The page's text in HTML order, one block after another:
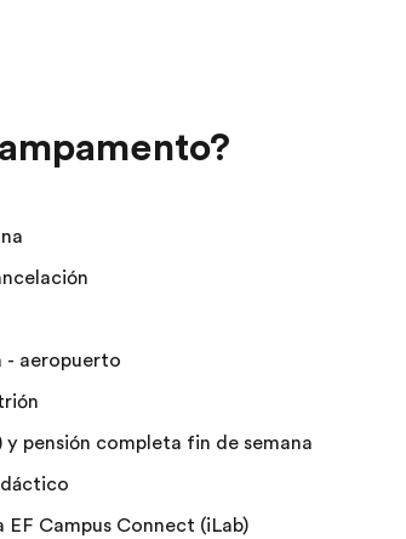
- aeropuerto
y pensión completa fin de semana
Campus Connect (iLab)